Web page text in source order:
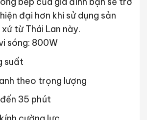
đại hơn khi sử dụng sản
từ Thái Lan này.
sóng: 800W
suất
theo trọng lượng
35 phút